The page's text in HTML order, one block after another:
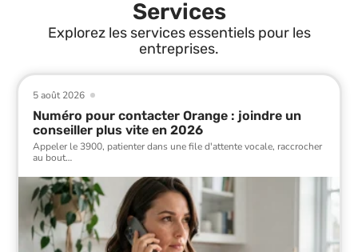
Services
Explorez les services essentiels pour les
entreprises.
5 août 2026
Numéro pour contacter Orange : joindre un
conseiller plus vite en 2026
Appeler le 3900, patienter dans une file d'attente vocale, raccrocher
au bout…